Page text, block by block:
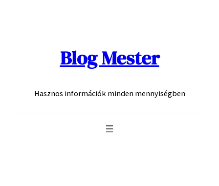
Blog Mester
Hasznos információk minden mennyiségben